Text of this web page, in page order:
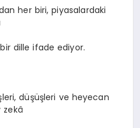
her biri, piyasalardaki
dille ifade ediyor.
düşüşleri ve heyecan